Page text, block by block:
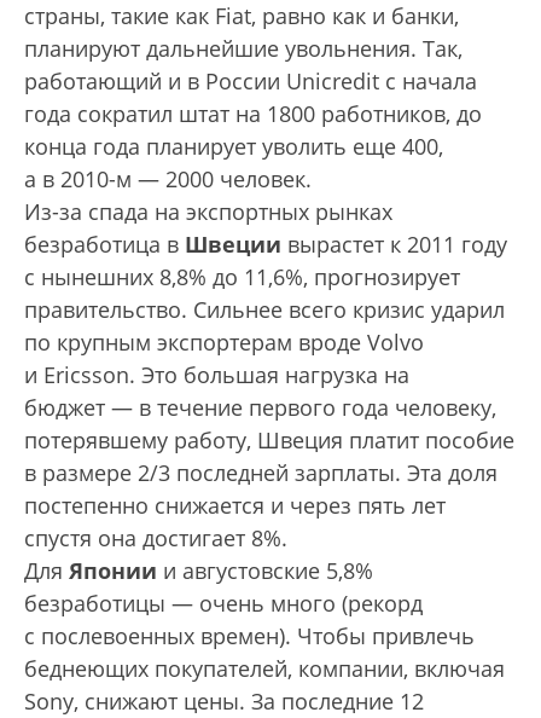
страны, такие как Fiat, равно как и банки,
планируют дальнейшие увольнения. Так,
работающий и в России Unicredit с начала
года сократил штат на 1800 работников, до
конца года планирует уволить еще 400,
а в 2010-м — 2000 человек.
Из-за спада на экспортных рынках
безработица в Швеции вырастет к 2011 году
с нынешних 8,8% до 11,6%, прогнозирует
правительство. Сильнее всего кризис ударил
по крупным экспортерам вроде Volvo
и Ericsson. Это большая нагрузка на
бюджет — в течение первого года человеку,
потерявшему работу, Швеция платит пособие
в размере 2/3 последней зарплаты. Эта доля
постепенно снижается и через пять лет
спустя она достигает 8%.
Для Японии и августовские 5,8%
безработицы — очень много (рекорд
с послевоенных времен). Чтобы привлечь
беднеющих покупателей, компании, включая
Sony, снижают цены. За последние 12